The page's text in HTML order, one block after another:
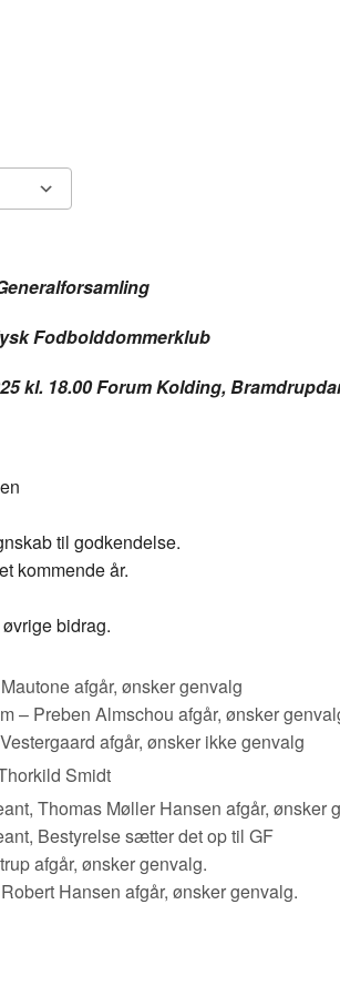
Fodbolddommerklub
kl. 18.00 Forum Kolding,
til godkendelse.
kommende år.
bidrag.
afgår, ønsker genvalg
– Preben Almschou afgår, ønsker
afgår, ønsker ikke genvalg
Smidt
Thomas Møller Hansen afgår, ønsker
Bestyrelse sætter det op til GF
afgår, ønsker genvalg.
Hansen afgår, ønsker genvalg.